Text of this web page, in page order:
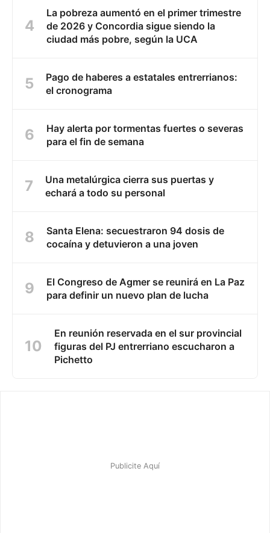
La pobreza aumentó en el primer trimestre
de 2026 y Concordia sigue siendo la
ciudad más pobre, según la UCA
Pago de haberes a estatales entrerrianos:
el cronograma
Hay alerta por tormentas fuertes o severas
para el fin de semana
Una metalúrgica cierra sus puertas y
echará a todo su personal
Santa Elena: secuestraron 94 dosis de
cocaína y detuvieron a una joven
El Congreso de Agmer se reunirá en La Paz
para definir un nuevo plan de lucha
En reunión reservada en el sur provincial
figuras del PJ entrerriano escucharon a
Pichetto